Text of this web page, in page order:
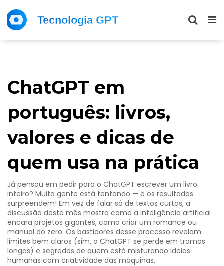
ChatGPT em
português: livros,
valores e dicas de
quem usa na prática
Já pensou em pedir para o ChatGPT escrever um livro
inteiro? Muita gente está tentando — e os resultados
surpreendem! Em vez de falar só de textos curtos, a
discussão deste mês mostra como a inteligência artificial
encara projetos gigantes, como criar um romance ou
manual do zero. Os bastidores desse processo revelam
limites bem claros (sim, o ChatGPT se perde em tramas
longas) e segredos de quem está misturando ideias
humanas com criatividade das máquinas.